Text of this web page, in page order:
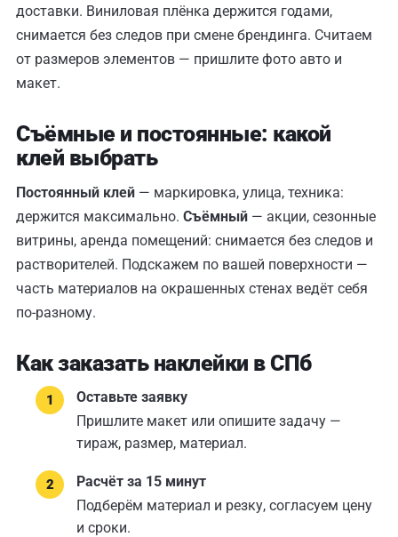
доставки. Виниловая плёнка держится годами,
снимается без следов при смене брендинга. Считаем
от размеров элементов — пришлите фото авто и
макет.
Съёмные и постоянные: какой
клей выбрать
Постоянный клей — маркировка, улица, техника:
держится максимально. Съёмный — акции, сезонные
витрины, аренда помещений: снимается без следов и
растворителей. Подскажем по вашей поверхности —
часть материалов на окрашенных стенах ведёт себя
по-разному.
Как заказать наклейки в СПб
Оставьте заявку
Пришлите макет или опишите задачу —
тираж, размер, материал.
Расчёт за 15 минут
Подберём материал и резку, согласуем цену
и сроки.